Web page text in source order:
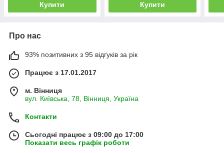
Купити Купити
Про нас
93% позитивних з 95 відгуків за рік
Працює з 17.01.2017
м. Вінниця
вул. Київська, 78, Вінниця, Україна
Контакти
Сьогодні працює з 09:00 до 17:00
Показати весь графік роботи